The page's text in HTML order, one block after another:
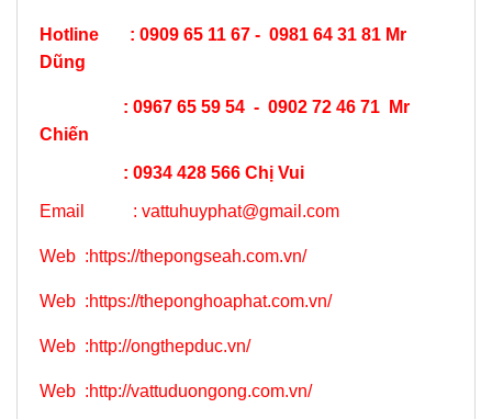
Hotline : 0909 65 11 67 - 0981 64 31 81 Mr
Dũng
: 0967 65 59 54 - 0902 72 46 71 Mr
Chiến
: 0934 428 566 Chị Vui
Email : vattuhuyphat@gmail.com
Web :https://thepongseah.com.vn/
Web :https://theponghoaphat.com.vn/
Web :http://ongthepduc.vn/
Web :http://vattuduongong.com.vn/